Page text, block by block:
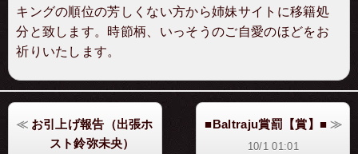
キングの順位の芳しくない方から姉妹サイトに移籍処
分と致します。時節柄、いっそうのご自愛のほどをお
祈りいたします。
お引上げ報告（出張ホ
スト鈴弥未央）
■Baltraju賞罰【賞】■
10/1 01:01